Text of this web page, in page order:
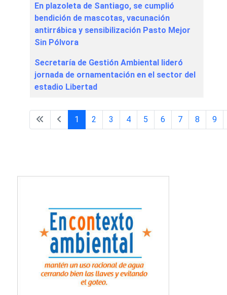
En plazoleta de Santiago, se cumplió
bendición de mascotas, vacunación
antirrábica y sensibilización Pasto Mejor
Sin Pólvora
Secretaría de Gestión Ambiental lideró
jornada de ornamentación en el sector del
estadio Libertad
Página 1 de 31
1 2 3 4 5 6 7 8 9